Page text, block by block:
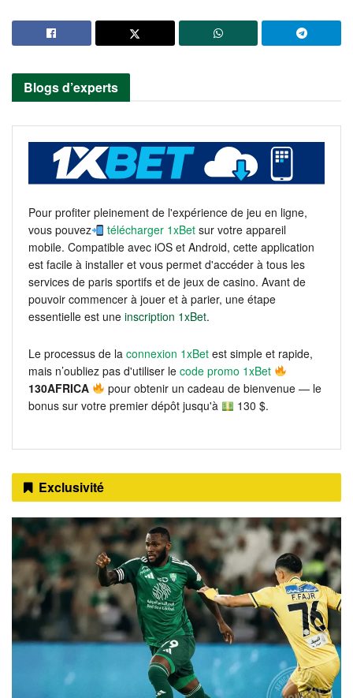
Blogs d’experts
Pour profiter pleinement de l'expérience de jeu en ligne,
vous pouvez
télécharger 1xBet sur votre appareil
mobile. Compatible avec iOS et Android, cette application
est facile à installer et vous permet d'accéder à tous les
services de paris sportifs et de jeux de casino. Avant de
pouvoir commencer à jouer et à parier, une étape
essentielle est une inscription 1xBet.
Le processus de la connexion 1xBet est simple et rapide,
mais n’oubliez pas d'utiliser le code promo 1xBet
130AFRICA
pour obtenir un cadeau de bienvenue — le
bonus sur votre premier dépôt jusqu'à
130 $.
Exclusivité